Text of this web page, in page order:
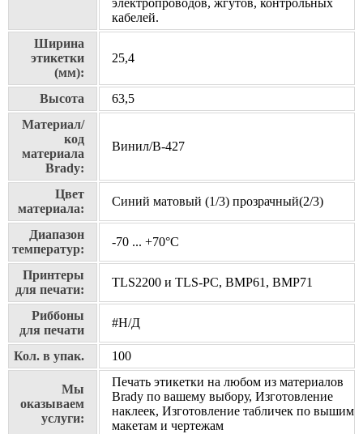
электропроводов, жгутов, контрольных
кабелей.
Ширина
этикетки
(мм):
25,4
Высота
63,5
Материал/
код
материала
Brady:
Винил/В-427
Цвет
материала:
Синий матовый (1/3) прозрачный(2/3)
Диапазон
температур:
-70 ... +70°С
Принтеры
для печати:
TLS2200 и TLS-PC, BMP61, BMP71
Риббоны
для печати
#Н/Д
Кол. в упак. 100
Мы
оказываем
услуги:
Печать этикетки на любом из материалов
Brady по вашему выбору, Изготовление
наклеек, Изготовление табличек по вышим
макетам и чертежам